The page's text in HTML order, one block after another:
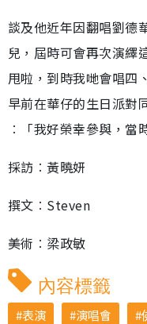
談及他近年因翻唱劉德
兒，屆時可會再次演繹
甩啦，到時我哋會唱四
早前在華仔的生日派對
︰「我好榮幸參與，當
採訪︰黃曉妍
撰文︰Steven
美術︰梁政敏
內容標籤
表演 演唱會